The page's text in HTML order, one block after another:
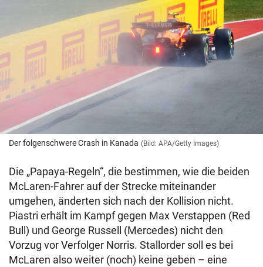
Der folgenschwere Crash in Kanada (Bild: APA/Getty Images)
Die „Papaya-Regeln“, die bestimmen, wie die beiden
McLaren-Fahrer auf der Strecke miteinander
umgehen, änderten sich nach der Kollision nicht.
Piastri erhält im Kampf gegen Max Verstappen (Red
Bull) und George Russell (Mercedes) nicht den
Vorzug vor Verfolger Norris. Stallorder soll es bei
McLaren also weiter (noch) keine geben – eine